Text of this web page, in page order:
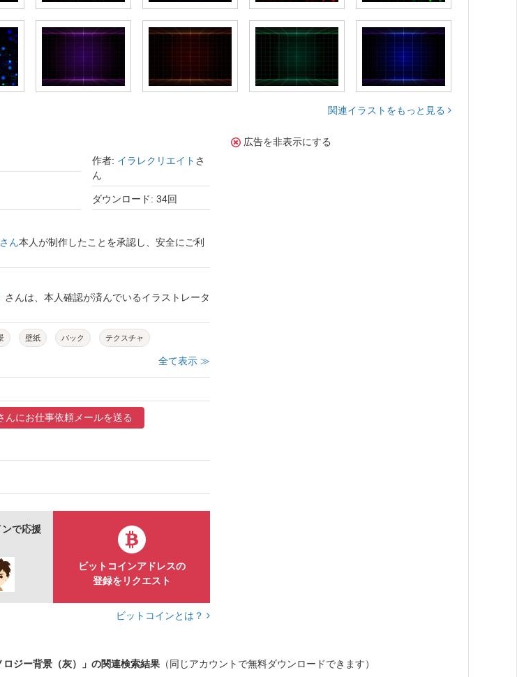
関連イラストをもっと見る
作者: イラレクリエイト さ
ん
ダウンロード: 34回
ん本人が制作したことを承認し、安全にご利
さんは、本人確認が済んでいるイラストレータ
壁紙 バック テクスチャ
全て表示 ≫
んにお仕事依頼メールを送る
で応援
ビットコインアドレスの
登録をリクエスト
ビットコインとは？
広告を非表示にする
ジー背景（灰）」の関連検索結果 （同じアカウントで無料ダウンロードできます）